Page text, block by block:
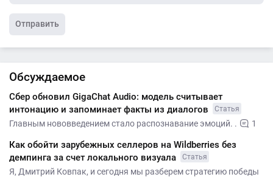
Отправить
Обсуждаемое
Сбер обновил GigaChat Audio: модель считывает
интонацию и запоминает факты из диалогов
Статья
Главным нововведением стало распознавание эмоций. . 1
Как обойти зарубежных селлеров на Wildberries без
демпинга за счет локального визуала
Статья
Я, Дмитрий Ковпак, и сегодня мы разберем стратегию победы